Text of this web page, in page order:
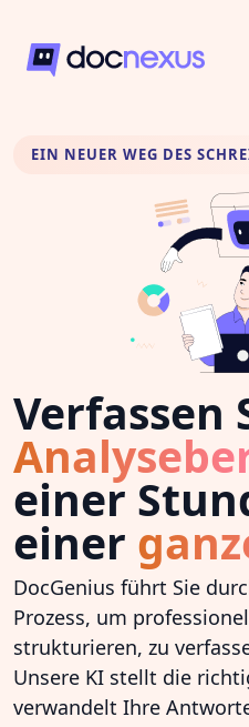
EIN NEUER WEG DES
Verfassen
einer
einer
DocGenius führt Sie
Prozess, um
strukturieren, zu
Unsere KI stellt die
verwandelt Ihre